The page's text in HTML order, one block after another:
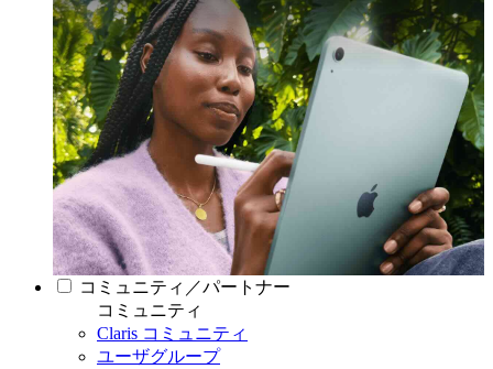
コミュニティ／パートナー
コミュニティ
Claris コミュニティ
ユーザグループ